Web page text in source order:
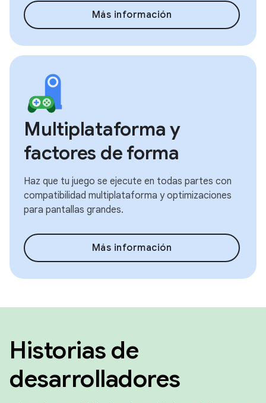
Más información
Multiplataforma y
factores de forma
Haz que tu juego se ejecute en todas partes con
compatibilidad multiplataforma y optimizaciones
para pantallas grandes.
Más información
Historias de
desarrolladores